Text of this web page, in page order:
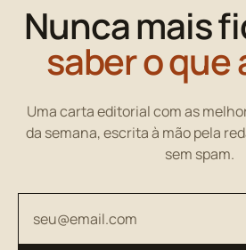
Nunca mais
saber o que
Uma carta editorial com as
da semana, escrita à mão pela
sem spam.